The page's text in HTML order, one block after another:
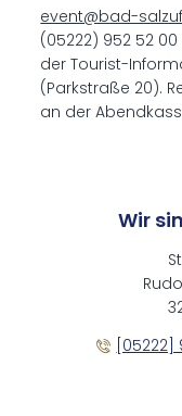
event@bad-
(05222) 952 52
der Tourist-
(Parkstraße 20).
an der
Wir
[05222]